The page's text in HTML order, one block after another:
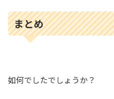
まとめ
如何でしたでしょうか？